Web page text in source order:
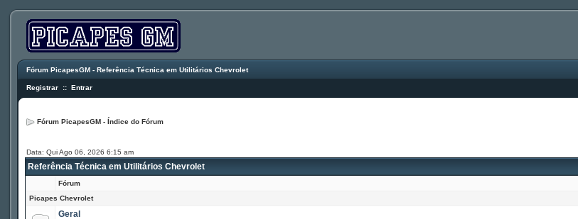
Fórum PicapesGM - Referência Técnica em Utilitários Chevrolet
Registrar :: Entrar
Fórum PicapesGM - Índice do Fórum
Data: Qui Ago 06, 2026 6:15 am
Referência Técnica em Utilitários Chevrolet
Fórum
Picapes Chevrolet
Geral